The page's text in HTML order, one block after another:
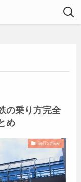
の乗り方完全
め
旅行の悩み